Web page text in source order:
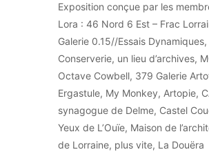
Exposition conçue par les
Lora : 46 Nord 6 Est – Frac
Galerie 0.15//Essais Dynamiques,
Conserverie, un lieu d’archives,
Octave Cowbell, 379 Galerie
Ergastule, My Monkey, Artopie,
synagogue de Delme, Castel
Yeux de L’Ouïe, Maison de
de Lorraine, plus vite, La Douëra